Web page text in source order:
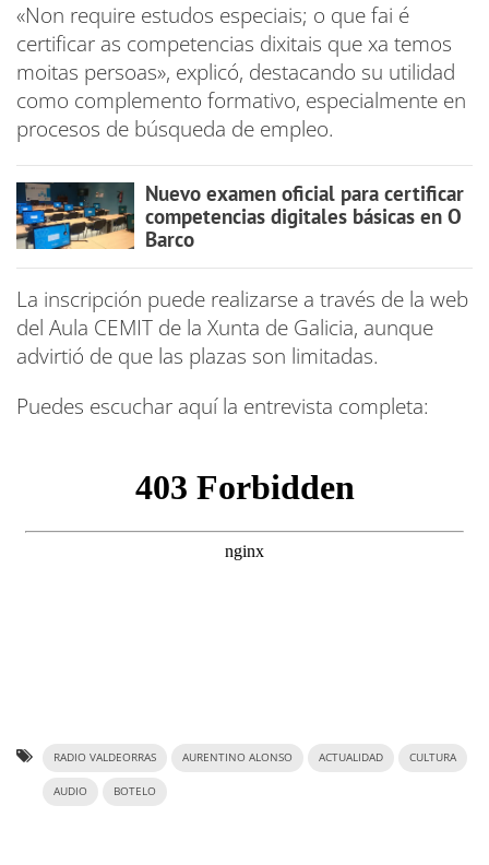
«Non require estudos especiais; o que fai é
certificar as competencias dixitais que xa temos
moitas persoas», explicó, destacando su utilidad
como complemento formativo, especialmente en
procesos de búsqueda de empleo.
Nuevo examen oficial para certificar
competencias digitales básicas en O
Barco
La inscripción puede realizarse a través de la web
del Aula CEMIT de la Xunta de Galicia, aunque
advirtió de que las plazas son limitadas.
Puedes escuchar aquí la entrevista completa:
RADIO VALDEORRAS AURENTINO ALONSO ACTUALIDAD CULTURA
AUDIO BOTELO